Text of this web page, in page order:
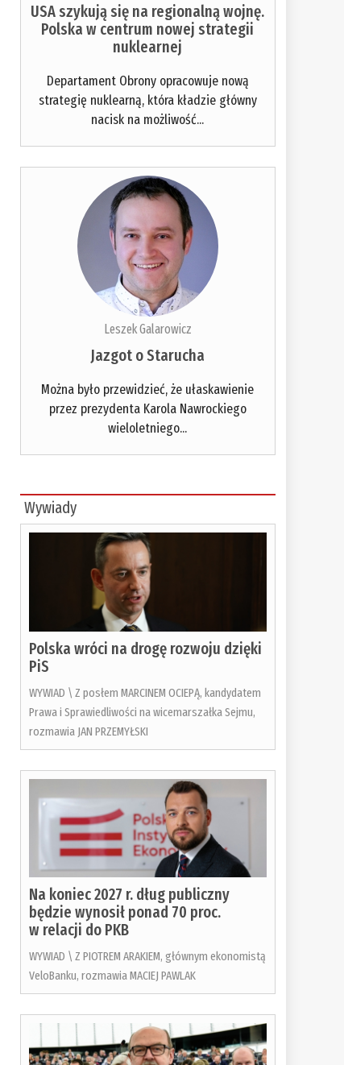
USA szykują się na regionalną wojnę.
Polska w centrum nowej strategii
nuklearnej
Departament Obrony opracowuje nową
strategię nuklearną, która kładzie główny
nacisk na możliwość...
Leszek Galarowicz
Jazgot o Starucha
Można było przewidzieć, że ułaskawienie
przez prezydenta Karola Nawrockiego
wieloletniego...
Wywiady
Polska wróci na drogę rozwoju dzięki
PiS
WYWIAD \ Z posłem MARCINEM OCIEPĄ, kandydatem
Prawa i Sprawiedliwości na wicemarszałka Sejmu,
rozmawia JAN PRZEMYŁSKI
Na koniec 2027 r. dług publiczny
będzie wynosił ponad 70 proc.
w relacji do PKB
WYWIAD \ Z PIOTREM ARAKIEM, głównym ekonomistą
VeloBanku, rozmawia MACIEJ PAWLAK